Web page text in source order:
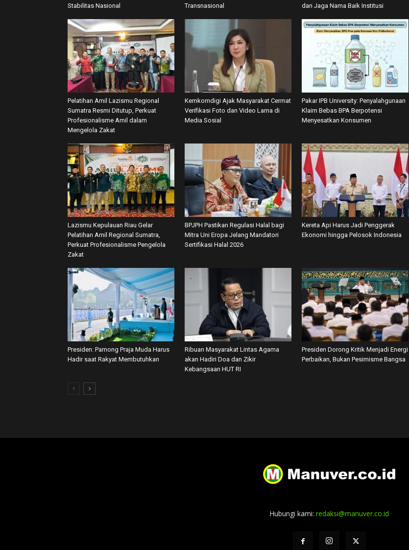
Stabilitas Nasional
Transnasional
dan Jaga Nama Baik Institusi
Pelatihan Amil Lazismu Regional
Sumatra Resmi Ditutup, Perkuat
Profesionalisme Amil dalam
Mengelola Zakat
Kemkomdigi Ajak Masyarakat Cermat
Verifikasi Foto dan Video Lama di
Media Sosial
Pakar IPB University: Penyalahgunaan
Klaim Bebas BPA Berpotensi
Menyesatkan Konsumen
Lazismu Kepulauan Riau Gelar
Pelatihan Amil Regional Sumatra,
Perkuat Profesionalisme Pengelola
Zakat
BPJPH Pastikan Regulasi Halal bagi
Mitra Uni Eropa Jelang Mandatori
Sertifikasi Halal 2026
Kereta Api Harus Jadi Penggerak
Ekonomi hingga Pelosok Indonesia
Presiden: Pamong Praja Muda Harus
Hadir saat Rakyat Membutuhkan
Ribuan Masyarakat Lintas Agama
akan Hadiri Doa dan Zikir
Kebangsaan HUT RI
Presiden Dorong Kritik Menjadi Energi
Perbaikan, Bukan Pesimisme Bangsa
Hubungi kami: redaksi@manuver.co.id